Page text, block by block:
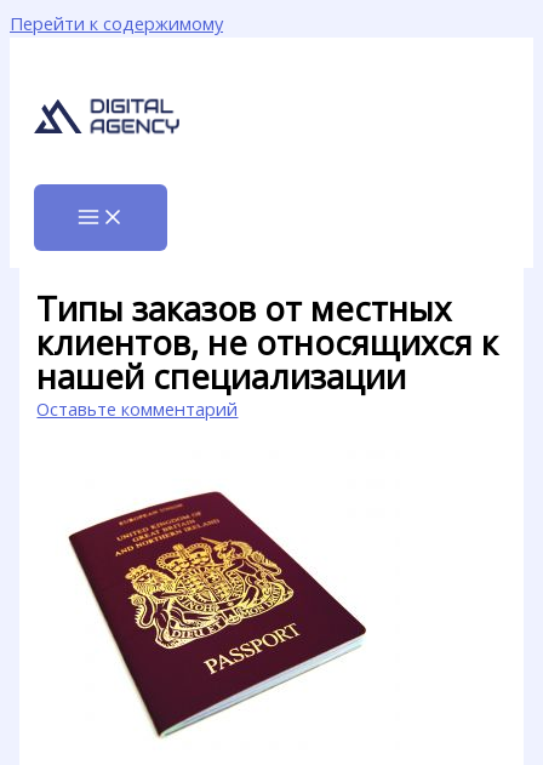
Перейти к содержимому
Типы заказов от местных
клиентов, не относящихся к
нашей специализации
Оставьте комментарий